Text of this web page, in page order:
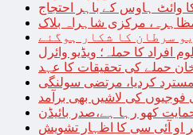
وائٹ ہاوس کے باہر احتجاج
مرکزی شاہراہ بلاک
سرطان کا شکار ہوگئے
افراد کا حملہ؛ ویڈیو وائرل
حملے کی تحقیقات کا عہد
مسترد کردیا، مرتضی سولنگی
کھو رہا ہے،صدر بائیڈن
او آئی سی کا اظہارِ تشویش